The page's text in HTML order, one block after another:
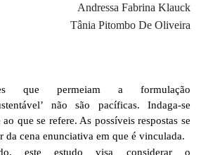
Andressa Fabrina Klauck
Tânia Pitombo De Oliveira
que permeiam a formulação
não são pacíficas. Indaga-se
que se refere. As possíveis respostas se
da cena enunciativa em que é vinculada.
este estudo visa considerar o